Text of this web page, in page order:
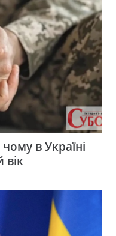
в Україні